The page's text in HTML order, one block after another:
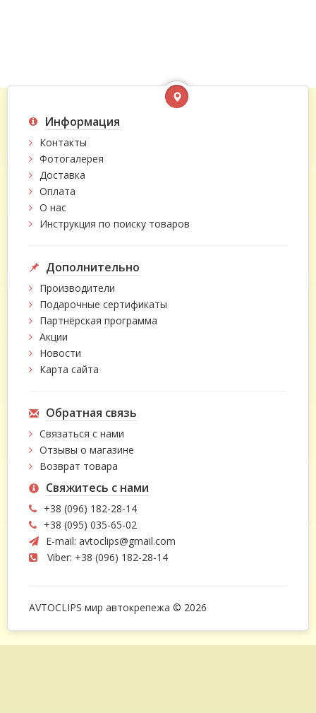
Информация
Контакты
Фотогалерея
Доставка
Оплата
О нас
Инструкция по поиску товаров
Дополнительно
Производители
Подарочные сертификаты
Партнёрская программа
Акции
Новости
Карта сайта
Обратная связь
Связаться с нами
Отзывы о магазине
Возврат товара
Свяжитесь с нами
+38 (096) 182-28-14
+38 (095) 035-65-02
E-mail: avtoclips@gmail.com
Viber: +38 (096) 182-28-14
AVTOCLIPS мир автокрепежа © 2026